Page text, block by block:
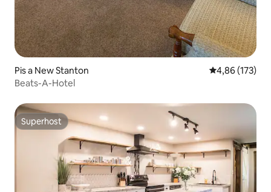
Pis a New Stanton 4,86 de
4,86 (173)
Beats-A-Hotel
Superhost
Superhost